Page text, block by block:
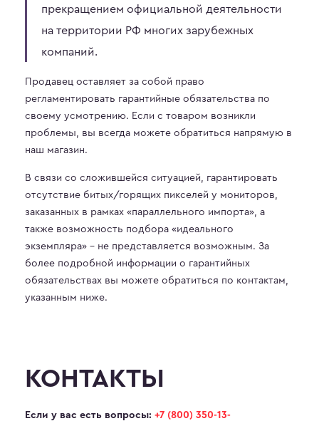
прекращением официальной деятельности
на территории РФ многих зарубежных
компаний.
Продавец оставляет за собой право
регламентировать гарантийные обязательства по
своему усмотрению. Если с товаром возникли
проблемы, вы всегда можете обратиться напрямую в
наш магазин.
В связи со сложившейся ситуацией, гарантировать
отсутствие битых/горящих пикселей у мониторов,
заказанных в рамках «параллельного импорта», а
также возможность подбора «идеального
экземпляра» – не представляется возможным. За
более подробной информации о гарантийных
обязательствах вы можете обратиться по контактам,
указанным ниже.
КОНТАКТЫ
Если у вас есть вопросы: +7 (800) 350-13-